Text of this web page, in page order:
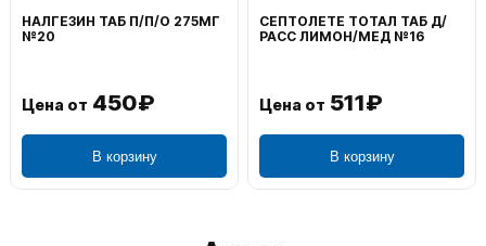
ВОЛЬТАРЕН ЭМУЛЬГЕЛЬ
НАРУЖ 2% 100Г
Цена от 1 195₽
В корзину
ФЕНИСТИЛ ГЕЛЬ НАРУЖ
0,1% 50Г
Цена от 804₽
В корзину